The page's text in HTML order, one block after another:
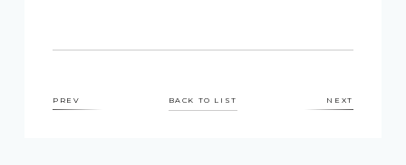
PREV BACK TO LIST NEXT